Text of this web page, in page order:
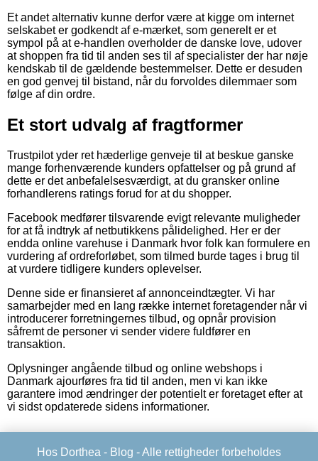
Et andet alternativ kunne derfor være at kigge om internet
selskabet er godkendt af e-mærket, som generelt er et
sympol på at e-handlen overholder de danske love, udover
at shoppen fra tid til anden ses til af specialister der har nøje
kendskab til de gældende bestemmelser. Dette er desuden
en god genvej til bistand, når du forvoldes dilemmaer som
følge af din ordre.
Et stort udvalg af fragtformer
Trustpilot yder ret hæderlige genveje til at beskue ganske
mange forhenværende kunders opfattelser og på grund af
dette er det anbefalelsesværdigt, at du gransker online
forhandlerens ratings forud for at du shopper.
Facebook medfører tilsvarende evigt relevante muligheder
for at få indtryk af netbutikkens pålidelighed. Her er der
endda online varehuse i Danmark hvor folk kan formulere en
vurdering af ordreforløbet, som tilmed burde tages i brug til
at vurdere tidligere kunders oplevelser.
Denne side er finansieret af annonceindtægter. Vi har
samarbejder med en lang række internet foretagender når vi
introducerer forretningernes tilbud, og opnår provision
såfremt de personer vi sender videre fuldfører en
transaktion.
Oplysninger angående tilbud og online webshops i
Danmark ajourføres fra tid til anden, men vi kan ikke
garantere imod ændringer der potentielt er foretaget efter at
vi sidst opdaterede sidens informationer.
Hos Dorthea - Blog - Alle rettigheder forbeholdes